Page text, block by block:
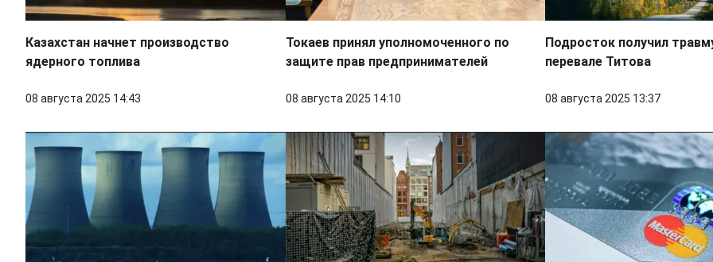
Казахстан начнет производство
ядерного топлива
08 августа 2025 14:43
Токаев принял уполномоченного по
защите прав предпринимателей
08 августа 2025 14:10
Подросток получил
перевале Титова
08 августа 2025 13:37